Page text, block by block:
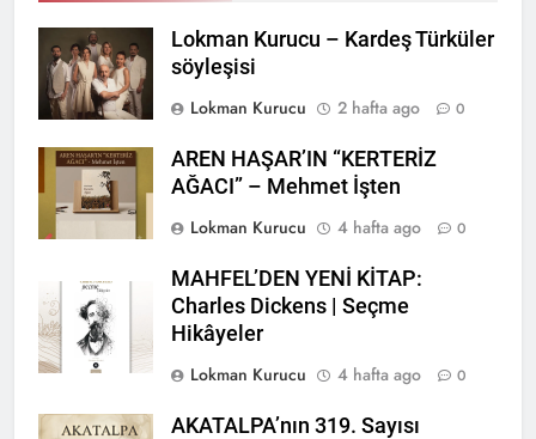
Lokman Kurucu – Kardeş Türküler
söyleşisi
Lokman Kurucu
2 hafta ago 0
AREN HAŞAR’IN “KERTERİZ
AĞACI” – Mehmet İşten
Lokman Kurucu
4 hafta ago 0
MAHFEL’DEN YENİ KİTAP:
Charles Dickens | Seçme
Hikâyeler
Lokman Kurucu
4 hafta ago 0
AKATALPA’nın 319. Sayısı